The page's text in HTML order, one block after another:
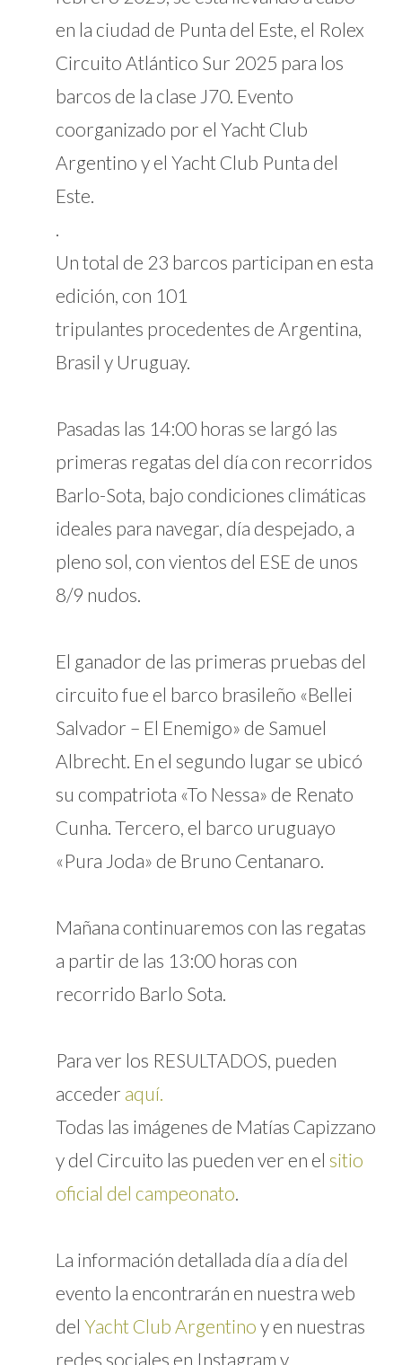
en la ciudad de Punta del Este, el Rolex
Circuito Atlántico Sur 2025 para los
barcos de la clase J70. Evento
coorganizado por el Yacht Club
Argentino y el Yacht Club Punta del
Este.
.
Un total de 23 barcos participan en esta
edición, con 101
tripulantes procedentes de Argentina,
Brasil y Uruguay.
Pasadas las 14:00 horas se largó las
primeras regatas del día con recorridos
Barlo-Sota, bajo condiciones climáticas
ideales para navegar, día despejado, a
pleno sol, con vientos del ESE de unos
8/9 nudos.
El ganador de las primeras pruebas del
circuito fue el barco brasileño «Bellei
Salvador – El Enemigo» de Samuel
Albrecht. En el segundo lugar se ubicó
su compatriota «To Nessa» de Renato
Cunha. Tercero, el barco uruguayo
«Pura Joda» de Bruno Centanaro.
Mañana continuaremos con las regatas
a partir de las 13:00 horas con
recorrido Barlo Sota.
Para ver los RESULTADOS, pueden
acceder aquí.
Todas las imágenes de Matías Capizzano
y del Circuito las pueden ver en el sitio
oficial del campeonato.
La información detallada día a día del
evento la encontrarán en nuestra web
del Yacht Club Argentino y en nuestras
redes sociales en Instagram y